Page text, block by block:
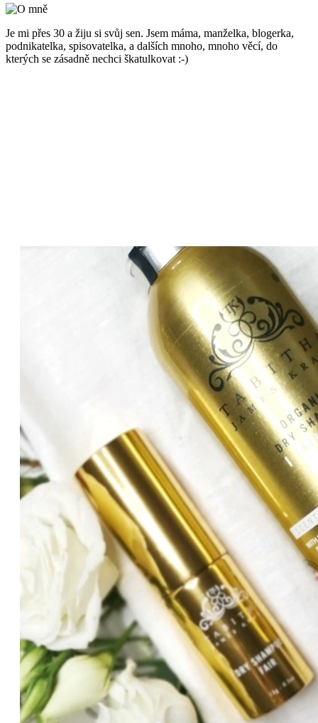
Je mi přes 30 a žiju si svůj sen. Jsem máma, manželka, blogerka,
podnikatelka, spisovatelka, a dalších mnoho, mnoho věcí, do
kterých se zásadně nechci škatulkovat :-)